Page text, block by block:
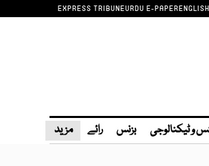
EXPRESS TRIBUNEURDU E-PAPER
و ٹیکنالوجی بزنس رائے مزید